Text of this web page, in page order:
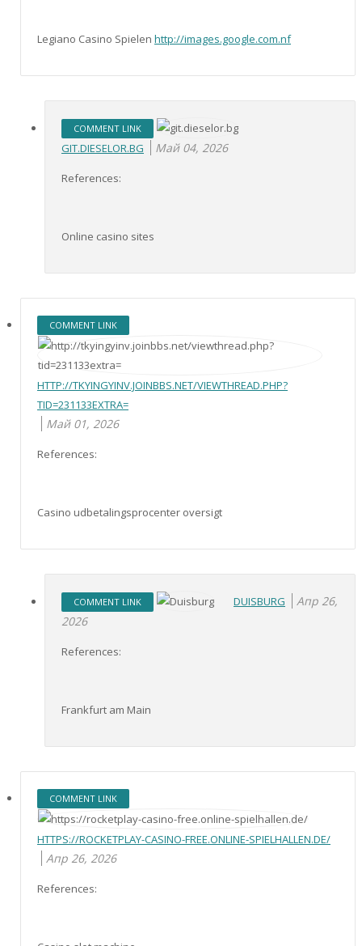
Legiano Casino Spielen http://images.google.com.nf
COMMENT LINK
GIT.DIESELOR.BG Май 04, 2026
References:
Online casino sites
COMMENT LINK
HTTP://TKYINGYINV.JOINBBS.NET/VIEWTHREAD.PHP?
TID=231133EXTRA=
Май 01, 2026
References:
Casino udbetalingsprocenter oversigt
COMMENT LINK DUISBURG
Апр 26,
2026
References:
Frankfurt am Main
COMMENT LINK
HTTPS://ROCKETPLAY-CASINO-FREE.ONLINE-SPIELHALLEN.DE/
Апр 26, 2026
References: